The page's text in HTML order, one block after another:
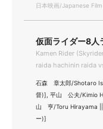
日本映画/Japanese Film
仮面ライダー8
Kamen Rider
raida hachinin raida
石森 章太郎/Shotaro
督)], 平山 公夫/Kimio
山 亨/Toru Hirayama ||
ー)]